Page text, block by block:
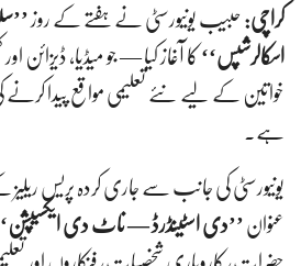
کراچی: حبیب یونیورسٹی نے ہفتے کے روز
اسکالرشپس‘‘ کا آغاز کیا — جو میڈیا، ڈیزائن
خواتین کے لیے نئے تعلیمی مواقع پیدا
ہے۔
یونیورسٹی کی جانب سے جاری کردہ پریس
عنوان ’’دی اسٹینڈرڈ — ناٹ دی
حضرات، کاروباری شخصیات، فنکاروں اور